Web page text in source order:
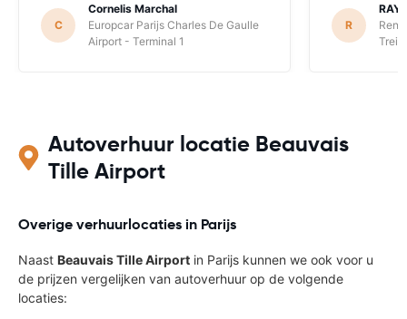
C
Cornelis Marchal
Europcar Parijs Charles De Gaulle
Airport - Terminal 1
hetgeen
mijn
R
Autoverhuur locatie Beauvais
Tille Airport
Overige verhuurlocaties in Parijs
Naast Beauvais Tille Airport in Parijs kunnen we ook voor u
de prijzen vergelijken van autoverhuur op de volgende
locaties: